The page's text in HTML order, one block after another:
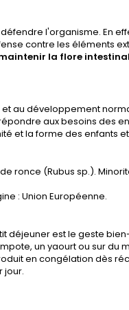
l'organisme. En
contre les éléments
la flore
au développement
aux besoins des
et la forme des enfants
ronce (Rubus sp.).
: Union Européenne.
déjeuner est le geste
un yaourt ou sur du
en congélation dès
jour.